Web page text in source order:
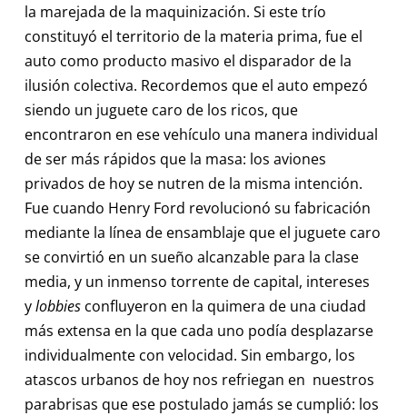
la marejada de la maquinización. Si este trío
constituyó el territorio de la materia prima, fue el
auto como producto masivo el disparador de la
ilusión colectiva. Recordemos que el auto empezó
siendo un juguete caro de los ricos, que
encontraron en ese vehículo una manera individual
de ser más rápidos que la masa: los aviones
privados de hoy se nutren de la misma intención.
Fue cuando Henry Ford revolucionó su fabricación
mediante la línea de ensamblaje que el juguete caro
se convirtió en un sueño alcanzable para la clase
media, y un inmenso torrente de capital, intereses
ylobbies confluyeron en la quimera de una ciudad
más extensa en la que cada uno podía desplazarse
individualmente con velocidad. Sin embargo, los
atascos urbanos de hoy nos refriegan en nuestros
parabrisas que ese postulado jamás se cumplió: los